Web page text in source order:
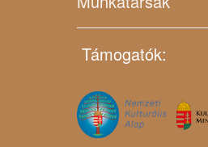
Támogatók: